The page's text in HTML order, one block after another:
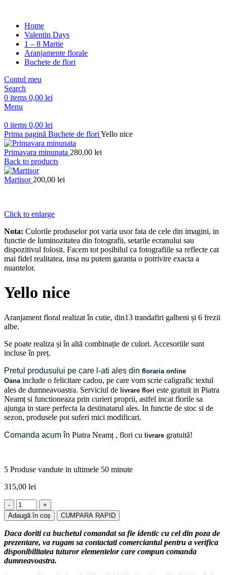
Home
Valentin Days
1 – 8 Martie
Aranjamente florale
Buchete de flori
Contul meu
Search
0 items 0,00 lei
Menu
0 items 0,00 lei
Prima pagină Buchete de flori Yello nice
Primavara minunata 280,00 lei
Back to products
Martisor 200,00 lei
Click to enlarge
Nota: Culorile produselor pot varia usor fata de cele din imagini, in
functie de luminozitatea din fotografii, setarile ecranului sau
dispozitivul folosit. Facem tot posibilul ca fotografiile sa reflecte cat
mai fidel realitatea, insa nu putem garanta o potrivire exacta a
nuantelor.
Yello nice
Aranjament floral realizat în cutie, din13 trandafiri galbeni și 6 frezii
albe.
Se poate realiza și în altă combinație de culori. Accesoriile sunt
incluse în preț.
Pretul produsului pe care l-ati ales din floraria online
Oana include o felicitare cadou, pe care vom scrie caligrafic textul
ales de dumneavoastra. Serviciul de livrare flori este gratuit in Piatra
Neamț si functioneaza prin curieri proprii, astfel incat florile sa
ajunga in stare perfecta la destinatarul ales. In functie de stoc si de
sezon, produsele pot suferi mici modificari.
Comanda acum în Piatra Neamț , flori cu livrare gratuită!
5 Produse vandute in ultimele 50 minute
315,00 lei
Cantitate
Yello
nice
Adaugă în coș CUMPARA RAPID
Daca doriti ca buchetul comandat sa fie identic cu cel din poza de
prezentare, va rugam sa contactati comerciantul pentru a verifica
disponibilitatea tuturor elementelor care compun comanda
dumneavoastra.